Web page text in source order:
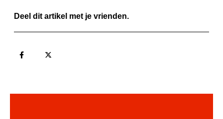
Deel dit artikel met je vrienden.